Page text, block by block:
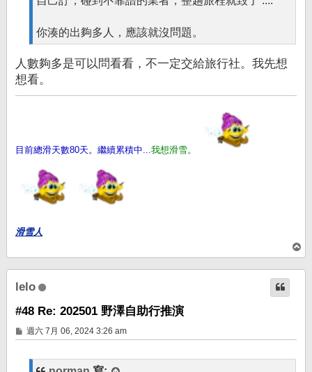
你湊的出夠多人，應該就沒問題。
人數夠多是可以問看看，不一定交給旅行社。我先想
想看。
目前總滑天數80天。繼續累積中...我想滑雪。
滑雪人
頂
端
lelo
#48 Re: 202501 野澤自助行推演
文
章
週六 7月 06, 2024 3:26 am